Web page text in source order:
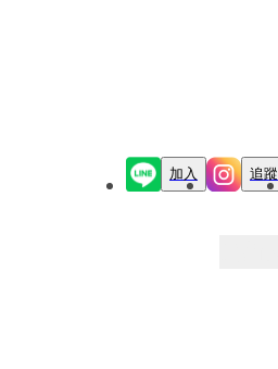
加入 追蹤